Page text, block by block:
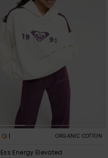
1 ORGANIC COTTON
Ess Energy Elevated